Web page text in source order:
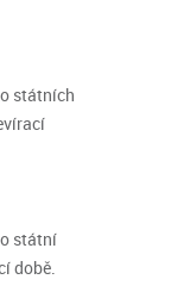
státních
státní
době.